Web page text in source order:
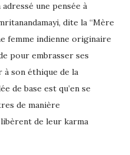
une pensée à
dite la “Mère
femme indienne originaire
pour embrasser ses
son éthique de la
de base est qu’en se
de manière
de leur karma